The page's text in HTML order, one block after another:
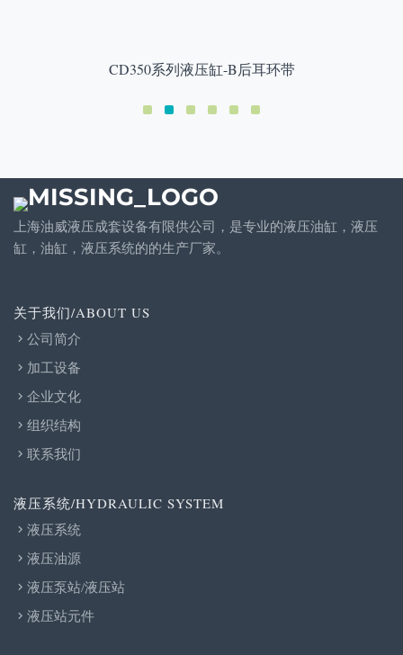
CD350系列液压缸-B后耳环带
上海油威液压成套设备有限供公司，是专业的液压油缸，液压
缸，油缸，液压系统的的生产厂家。
关于我们/ABOUT US
公司简介
加工设备
企业文化
组织结构
联系我们
液压系统/HYDRAULIC SYSTEM
液压系统
液压油源
液压泵站/液压站
液压站元件